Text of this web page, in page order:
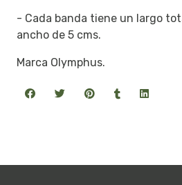
- Cada banda tiene un largo
ancho de 5 cms.
Marca Olymphus.